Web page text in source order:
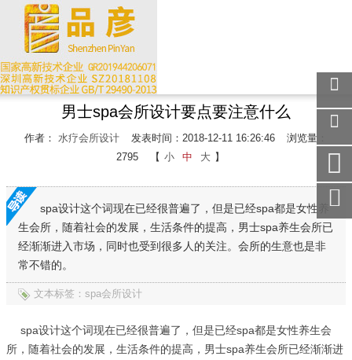
男士spa会所设计要点要注意什么
作者： 水疗会所设计 发表时间：2018-12-11 16:26:46
浏览量：
2795
【 小 中 大 】
spa设计这个词现在已经很普遍了，但是已经spa都是女性养
生会所，随着社会的发展，生活条件的提高，男士spa养生会所已
经渐渐进入市场，同时也受到很多人的关注。会所的生意也是非
常不错的。
文本标签：spa会所设计
spa设计这个词现在已经很普遍了，但是已经spa都是女性养生会
所，随着社会的发展，生活条件的提高，男士spa养生会所已经渐渐进
关注
微信
在线
手机
访问
服务
热线